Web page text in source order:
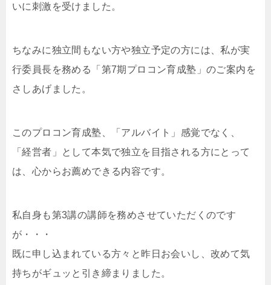
いに刺激を受けました。
ちなみに独立間もない方や独立予定の方には、私が実
行委員長を務める「第7期プロコン育成塾」のご案内を
さしあげました。
このプロコン育成塾、「アルバイト」感覚でなく、
「経営者」として本気で独立を目指される方にとって
は、心からお薦めできる内容です。
私自身も第3講の講師を務めさせていただくのです
が・・・
既に申し込まれている方々と昨日お会いし、改めて気
持ちがギュッと引き締まりました。